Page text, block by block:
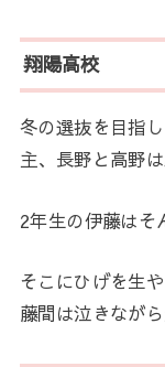
翔陽高校
冬の選抜を目指
主、長野と高野
2年生の伊藤はそ
そこにひげを生
藤間は泣きなが